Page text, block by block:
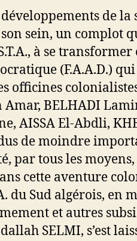
de la
sein, un complot
à se
(F.A.A.D.)
officines
Amar, BELHADI
AISSA El-Abdli,
de moindre
par tous les
cette aventure
du Sud algérois, en
et autres
SELMI, s’est